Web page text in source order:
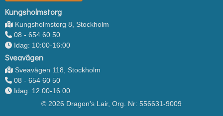
Kungsholmstorg
Kungsholmstorg 8, Stockholm
08 - 654 60 50
Idag: 10:00-16:00
Sveavägen
Sveavägen 118, Stockholm
08 - 654 60 50
Idag: 12:00-16:00
© 2026 Dragon's Lair, Org. Nr: 556631-9009